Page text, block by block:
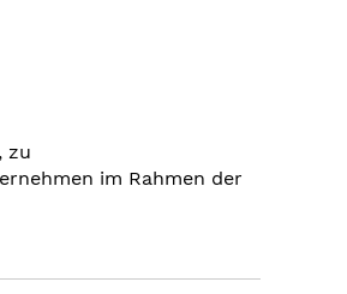
zu
im Rahmen der